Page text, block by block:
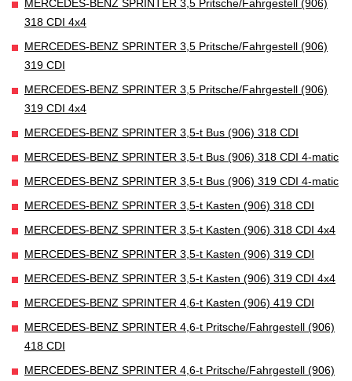
MERCEDES-BENZ SPRINTER 3,5 Pritsche/Fahrgestell (906)
318 CDI 4x4
MERCEDES-BENZ SPRINTER 3,5 Pritsche/Fahrgestell (906)
319 CDI
MERCEDES-BENZ SPRINTER 3,5 Pritsche/Fahrgestell (906)
319 CDI 4x4
MERCEDES-BENZ SPRINTER 3,5-t Bus (906) 318 CDI
MERCEDES-BENZ SPRINTER 3,5-t Bus (906) 318 CDI 4-matic
MERCEDES-BENZ SPRINTER 3,5-t Bus (906) 319 CDI 4-matic
MERCEDES-BENZ SPRINTER 3,5-t Kasten (906) 318 CDI
MERCEDES-BENZ SPRINTER 3,5-t Kasten (906) 318 CDI 4x4
MERCEDES-BENZ SPRINTER 3,5-t Kasten (906) 319 CDI
MERCEDES-BENZ SPRINTER 3,5-t Kasten (906) 319 CDI 4x4
MERCEDES-BENZ SPRINTER 4,6-t Kasten (906) 419 CDI
MERCEDES-BENZ SPRINTER 4,6-t Pritsche/Fahrgestell (906)
418 CDI
MERCEDES-BENZ SPRINTER 4,6-t Pritsche/Fahrgestell (906)